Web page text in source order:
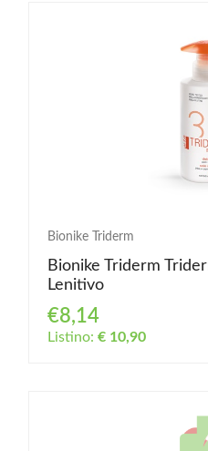
Bionike Triderm
Bionike Triderm
Lenitivo
€8,14
Listino: € 10,90